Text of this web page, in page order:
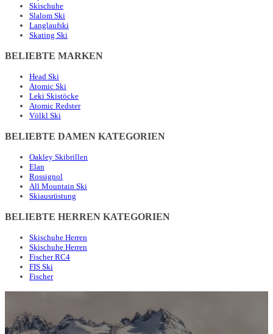
Skischuhe
Slalom Ski
Langlaufski
Skating Ski
BELIEBTE MARKEN
Head Ski
Atomic Ski
Leki Skistöcke
Atomic Redster
Völkl Ski
BELIEBTE DAMEN KATEGORIEN
Oakley Skibrillen
Elan
Rossignol
All Mountain Ski
Skiausrüstung
BELIEBTE HERREN KATEGORIEN
Skischuhe Herren
Skischuhe Herren
Fischer RC4
FIS Ski
Fischer